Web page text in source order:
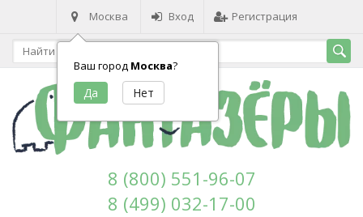
Москва
Ваш город Москва?
Вход Регистрация
8 (800) 551-96-07
8 (499) 032-17-00